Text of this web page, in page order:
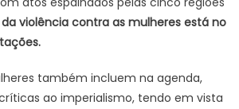
de
março
pelo
Brasil
violência contra as mulheres está no
também incluem na agenda,
ao imperialismo, tendo em vista